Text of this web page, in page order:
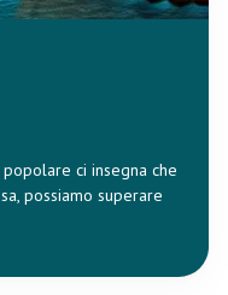
ci insegna che
possiamo superare